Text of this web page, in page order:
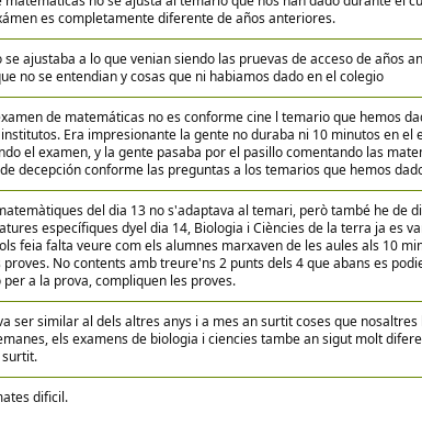
es completamente diferente de años anteriores.
se ajustaba a lo que venian siendo las pruevas de acceso de años
no se entendian y cosas que ni habiamos dado en el colegio
de matemáticas no es conforme cine l temario que hemos
Era impresionante la gente no duraba ni 10 minutos en el
el examen, y la gente pasaba por el pasillo comentando las
decepción conforme las preguntas a los temarios que hemos
del dia 13 no s'adaptava al temari, però també he de
específiques dyel dia 14, Biologia i Ciències de la terra ja es
feia falta veure com els alumnes marxaven de les aules als 10
No contents amb treure'ns 2 punts dels 4 que abans es
a la prova, compliquen les proves.
ser similar al dels altres anys i a mes an surtit coses que
els examens de biologia i ciencies tambe an sigut molt
dificil.